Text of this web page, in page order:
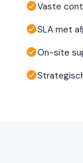
Vaste
SLA met
On-site